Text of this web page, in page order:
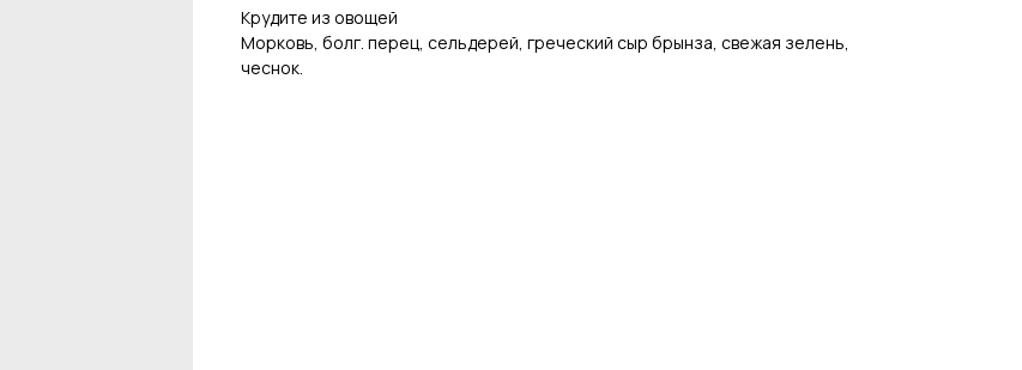
Крудите из овощей
Морковь, болг. перец, сельдерей, греческий сыр брынза, свежая зелень,
чеснок.